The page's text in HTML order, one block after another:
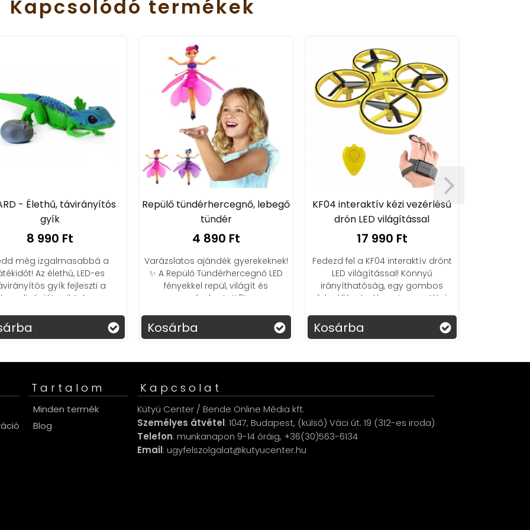
Kapcsolódó termékek
- Élethű, távirányítós
gyík
8 990 Ft
még izgalmasabbá a
Az élethű, LED-es
gyík fejleszti a
koordinációt, miközben
gyermeked!
Repülő tündérhercegnő, lebegő
tündér
4 890 Ft
Varázslatos ajándék gyerekeknek!
✨ A Repülő Tündérhercegnő LED
fényekkel repül, világít és
szórakoztat! 🚀
Kosárba
KF04 interaktív kézi vezérlésű
drón LED világítással
17 990 Ft
Fedezd fel a KF04 interaktív drónt
LED világítással! Könnyű
irányíthatóság, egy gombos
felszállás, és élvezetes repülési
Kosárba
Tartalom
Minden termék
Blog
Kapcsolat
Kütyü Center / Bende Online Média kft.
Személyes átvétel: 1047, Budapest, (külső) Váci út. 19 (312-es iroda)
Telefon: munkanapon 9-14 óráig, +36(30)563-6134
Email: ugyfelszolgalat@kutyucenter.hu